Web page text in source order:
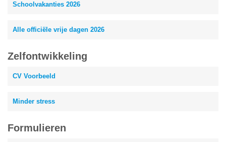
Schoolvakanties 2026
Alle officiële vrije dagen 2026
Zelfontwikkeling
CV Voorbeeld
Minder stress
Formulieren